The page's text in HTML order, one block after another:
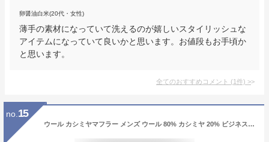
卵醤油白米(20代・女性)
薄手の素材になっていて洗えるのが嬉しいスタイリッシュな
アイテムになっていて良いかと思います。お値段もお手頃か
と思います。
全てのおすすめコメント (1件) >
no. 15
ウール カシミヤマフラー メンズ ウール 80% カシミヤ 20% ビジネス 学生 高校生 ギフト ストール マフラー メンズ 防寒対策 通勤 通学 コンパクト デート 贈り物 プレゼント 寒さ対策 誕生日プレゼント 贈り物 お祝い ブラック ネイビー グレー ブラウン